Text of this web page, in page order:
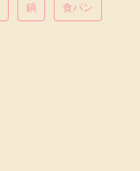
鍋 食パン